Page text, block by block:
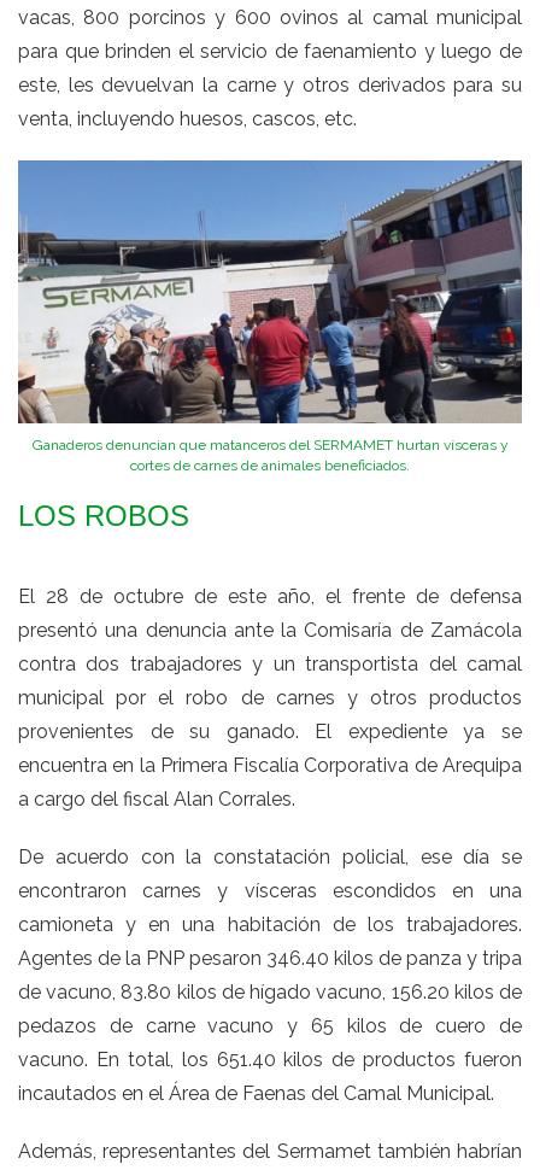
vacas, 800 porcinos y 600 ovinos al camal municipal
para que brinden el servicio de faenamiento y luego de
este, les devuelvan la carne y otros derivados para su
venta, incluyendo huesos, cascos, etc.
Ganaderos denuncian que matanceros del SERMAMET hurtan vísceras y
cortes de carnes de animales beneficiados.
LOS ROBOS
El 28 de octubre de este año, el frente de defensa
presentó una denuncia ante la Comisaría de Zamácola
contra dos trabajadores y un transportista del camal
municipal por el robo de carnes y otros productos
provenientes de su ganado. El expediente ya se
encuentra en la Primera Fiscalía Corporativa de Arequipa
a cargo del fiscal Alan Corrales.
De acuerdo con la constatación policial, ese día se
encontraron carnes y vísceras escondidos en una
camioneta y en una habitación de los trabajadores.
Agentes de la PNP pesaron 346.40 kilos de panza y tripa
de vacuno, 83.80 kilos de hígado vacuno, 156.20 kilos de
pedazos de carne vacuno y 65 kilos de cuero de
vacuno. En total, los 651.40 kilos de productos fueron
incautados en el Área de Faenas del Camal Municipal.
Además, representantes del Sermamet también habrían